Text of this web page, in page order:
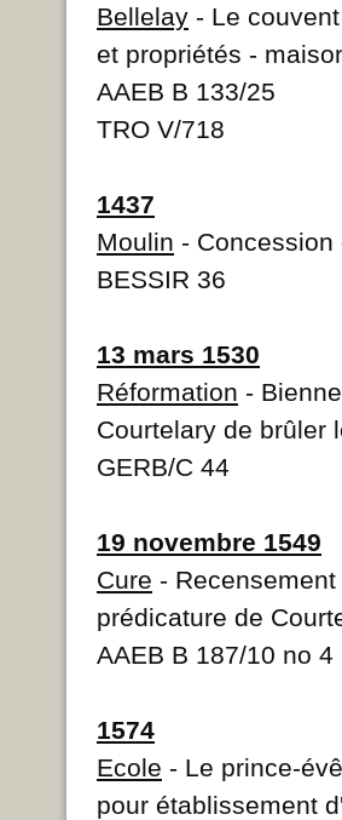
Bellelay - Le
et propriétés -
AAEB B 133/25
TRO V/718
1437
Moulin - Concession
BESSIR 36
13 mars 1530
Réformation -
Courtelary de brûler
GERB/C 44
19 novembre 1549
Cure -
prédicature de
AAEB B 187/10 no 4
1574
Ecole - Le prince-
pour établissement